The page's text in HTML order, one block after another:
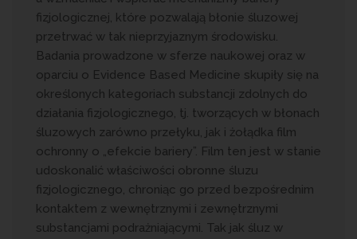
fizjologicznej, które pozwalają błonie śluzowej
przetrwać w tak nieprzyjaznym środowisku.
Badania prowadzone w sferze naukowej oraz w
oparciu o Evidence Based Medicine skupiły się na
określonych kategoriach substancji zdolnych do
działania fizjologicznego, tj. tworzących w błonach
śluzowych zarówno przełyku, jak i żołądka film
ochronny o „efekcie bariery”. Film ten jest w stanie
udoskonalić właściwości obronne śluzu
fizjologicznego, chroniąc go przed bezpośrednim
kontaktem z wewnętrznymi i zewnętrznymi
substancjami podrażniającymi. Tak jak śluz w